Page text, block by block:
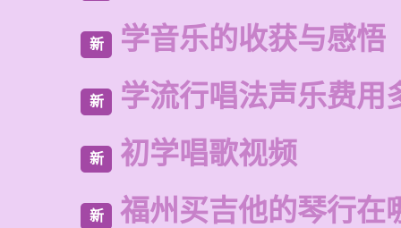
新 学音乐的收获与感悟
新 学流行唱法声乐费用
新 初学唱歌视频
新 福州买吉他的琴行在